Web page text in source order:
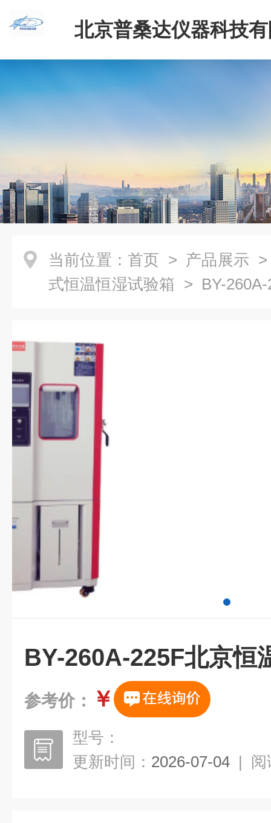
北京普桑达仪器科技
当前位置： 首页 > 产品展示
式恒温恒湿试验箱 > BY-
BY-260A-225F北京恒
参考价： ￥
型号：
更新时间： 2026-07-04 | 阅